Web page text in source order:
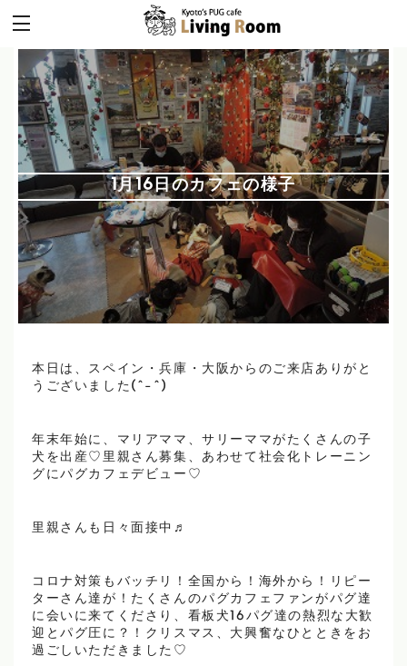
1月16日のカフェの様子
本日は、スペイン・兵庫・大阪からのご来店ありがと
うございました(^-^)
年末年始に、マリアママ、サリーママがたくさんの子
犬を出産♡里親さん募集、あわせて社会化トレーニン
グにパグカフェデビュー♡
里親さんも日々面接中♬
コロナ対策もバッチリ！全国から！海外から！リピー
ターさん達が！たくさんのパグカフェファンがパグ達
に会いに来てくださり、看板犬16パグ達の熱烈な大歓
迎とパグ圧に？！クリスマス、大興奮なひとときをお
過ごしいただきました♡